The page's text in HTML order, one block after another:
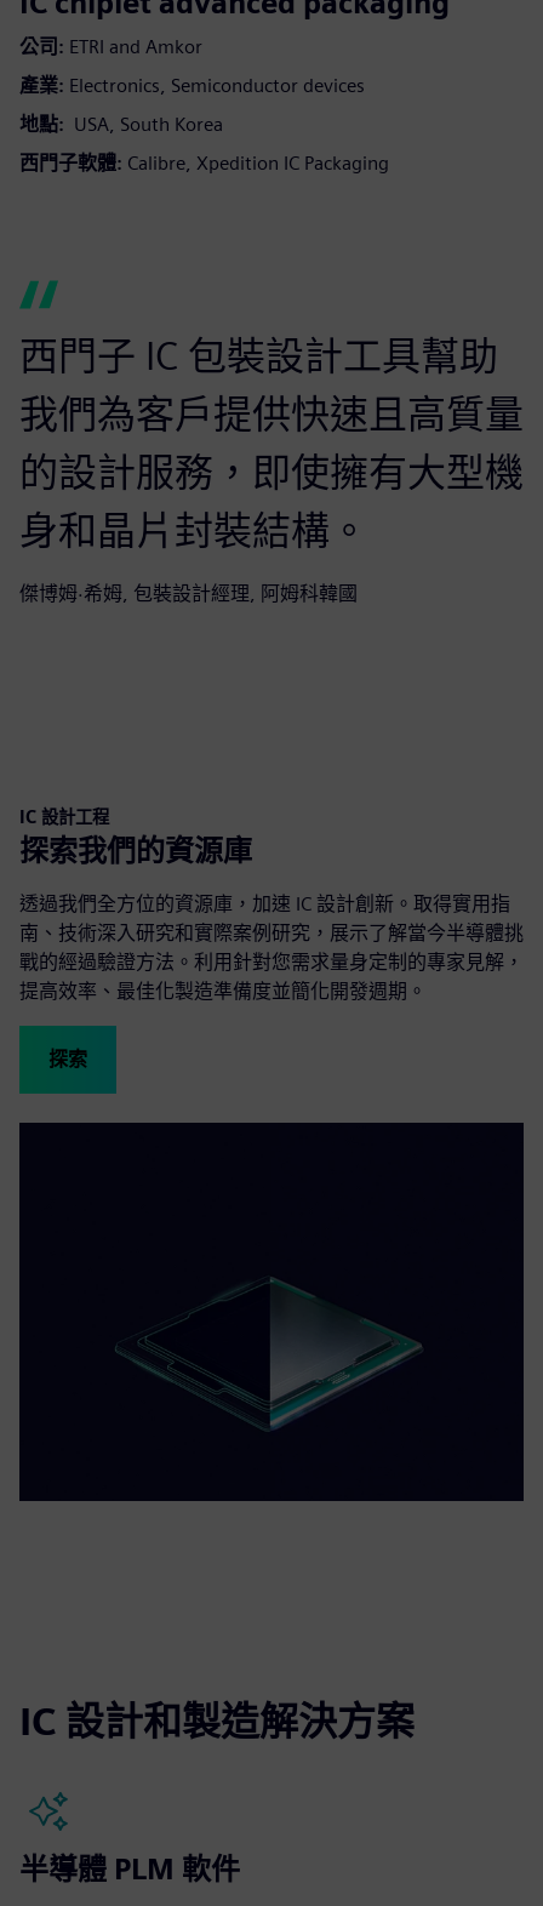
公司: ETRI and Amkor
產業: Electronics, Semiconductor devices
地點: USA, South Korea
西門子軟體: Calibre, Xpedition IC Packaging
西門子 IC 包裝設計工具幫助
我們為客戶提供快速且高質量
的設計服務，即使擁有大型機
身和晶片封裝結構。
傑博姆·希姆, 包裝設計經理, 阿姆科韓國
IC 設計工程
探索我們的資源庫
透過我們全方位的資源庫，加速 IC 設計創新。取得實用指
南、技術深入研究和實際案例研究，展示了解當今半導體挑
戰的經過驗證方法。利用針對您需求量身定制的專家見解，
提高效率、最佳化製造準備度並簡化開發週期。
探索
IC 設計和製造解決方案
半導體 PLM 軟件